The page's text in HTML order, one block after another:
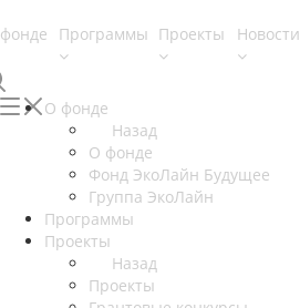
Программы Проекты Новости
О фонде
Назад
О фонде
Фонд ЭкоЛайн Будущее
Группа ЭкоЛайн
Программы
Проекты
Назад
Проекты